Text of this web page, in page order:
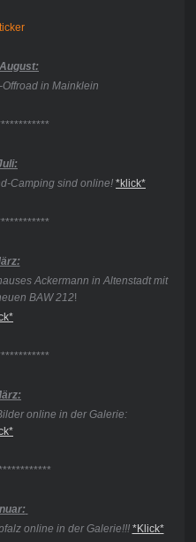
in Mainklein
Camping sind online! *klick*
Ackermann in Altenstadt mit
BAW 212!
online in der Galerie:
online in der Galerie!!! *Klick*